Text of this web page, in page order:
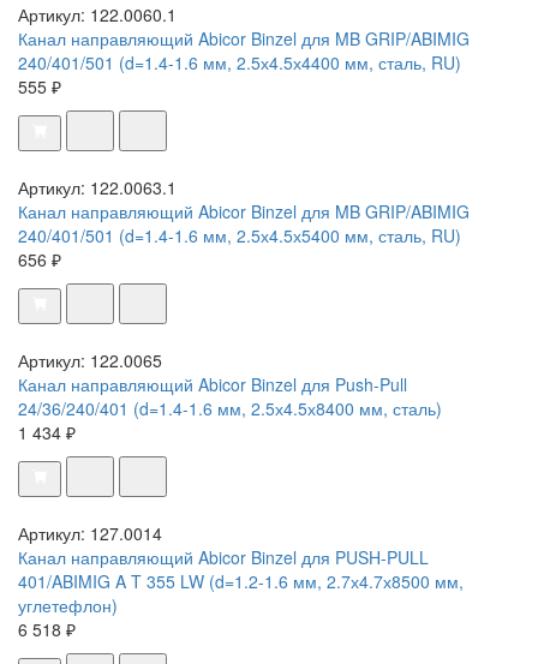
Артикул: 122.0060.1
Канал направляющий Abicor Binzel для MB GRIP/ABIMIG
240/401/501 (d=1.4-1.6 мм, 2.5х4.5х4400 мм, сталь, RU)
555 ₽
Артикул: 122.0063.1
Канал направляющий Abicor Binzel для MB GRIP/ABIMIG
240/401/501 (d=1.4-1.6 мм, 2.5х4.5х5400 мм, сталь, RU)
656 ₽
Артикул: 122.0065
Канал направляющий Abicor Binzel для Push-Pull
24/36/240/401 (d=1.4-1.6 мм, 2.5х4.5х8400 мм, сталь)
1 434 ₽
Артикул: 127.0014
Канал направляющий Abicor Binzel для PUSH-PULL
401/ABIMIG A T 355 LW (d=1.2-1.6 мм, 2.7х4.7х8500 мм,
углетефлон)
6 518 ₽